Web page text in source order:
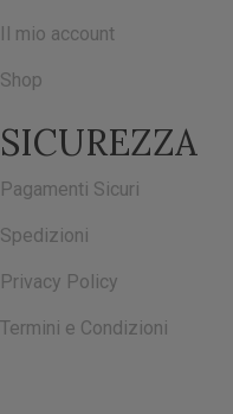
Il mio account
Shop
SICUREZZA
Pagamenti Sicuri
Spedizioni
Privacy Policy
Termini e Condizioni